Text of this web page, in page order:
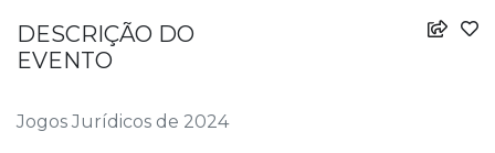
DESCRIÇÃO DO
EVENTO
Jogos Jurídicos de 2024